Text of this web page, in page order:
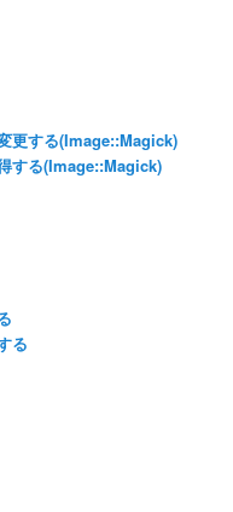
更する(Image::Magick)
する(Image::Magick)
る